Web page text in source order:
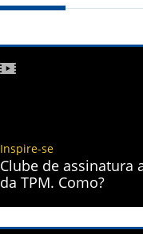
Inspire-se
Clube de assinatura
da TPM. Como?